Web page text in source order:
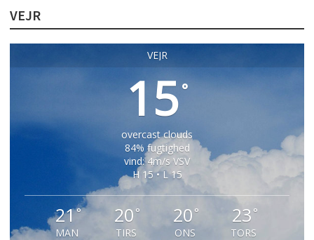
VEJR
VEJR
15°
overcast clouds
84% fugtighed
vind: 4m/s VSV
H 15 • L 15
21°
MAN
20 °
TIRS
20 °
ONS
23 °
TORS